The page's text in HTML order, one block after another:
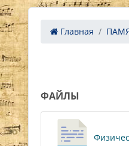
Главная
ФАЙЛЫ